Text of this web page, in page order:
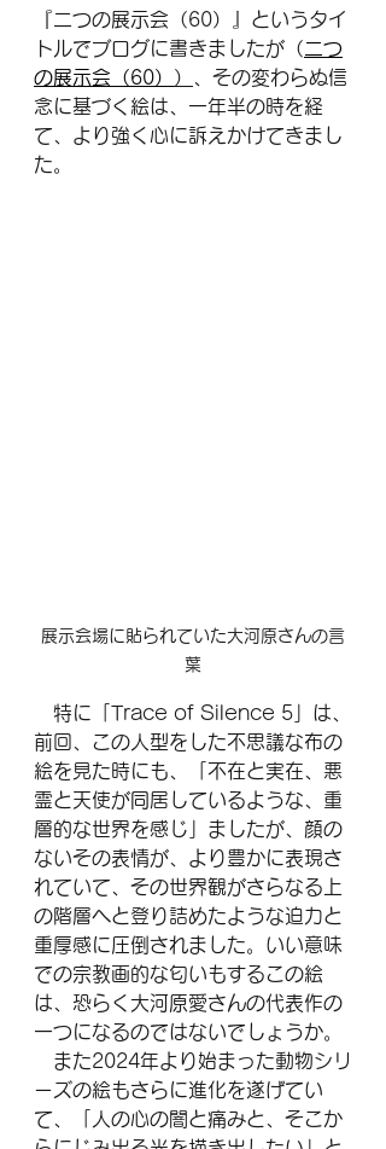
『二つの展示会（60）』というタイ
トルでブログに書きましたが（二つ
の展示会（60） ）
、その変わらぬ信
念に基づく絵は、一年半の時を経
て、より強く心に訴えかけてきまし
た。
展示会場に貼られていた大河原さんの言
葉
特に「Trace of Silence 5」は、
前回、この人型をした不思議な布の
絵を見た時にも、「不在と実在、悪
霊と天使が同居しているような、重
層的な世界を感じ」ましたが、顔の
ないその表情が、より豊かに表現さ
れていて、その世界観がさらなる上
の階層へと登り詰めたような迫力と
重厚感に圧倒されました。いい意味
での宗教画的な匂いもするこの絵
は、恐らく大河原愛さんの代表作の
一つになるのではないでしょうか。
また2024年より始まった動物シリ
ーズの絵もさらに進化を遂げてい
て、「人の心の闇と痛みと、そこか